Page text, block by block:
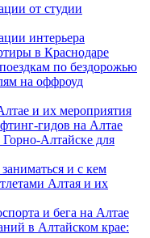
от студии
интерьера
в Краснодаре
по бездорожью
на оффроуд
и их мероприятия
гидов на Алтае
Алтайске для
и с кем
Алтая и их
и бега на Алтае
в Алтайском крае: